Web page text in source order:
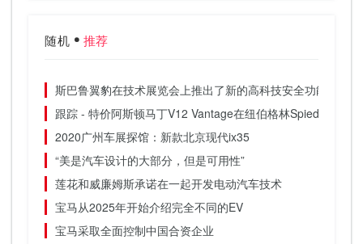
随机 推荐
斯巴鲁翼豹在技术展览会上推出了新的高科技安全功能
跟踪 - 特价阿斯顿马丁V12 Vantage在纽伯格林Spied
2020广州车展探馆：新款北京现代ix35
“美是汽车设计的大部分，但是可用性”
莲花和威廉姆斯承诺在一起开发电动汽车技术
宝马从2025年开始介绍完全不同的EV
宝马采取全面控制中国合资企业